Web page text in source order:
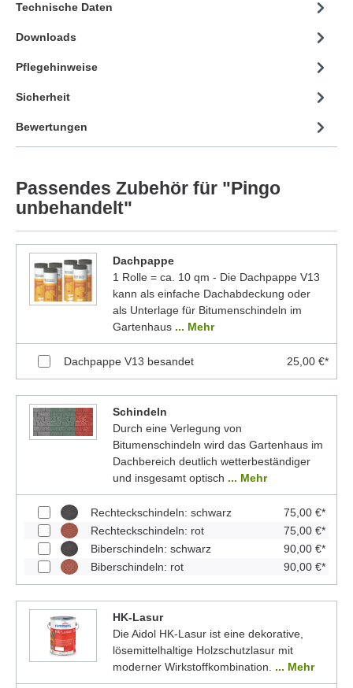
Technische Daten
Downloads
Pflegehinweise
Sicherheit
Bewertungen
Passendes Zubehör für "Pingo
unbehandelt"
Dachpappe
1 Rolle = ca. 10 qm - Die Dachpappe V13
kann als einfache Dachabdeckung oder
als Unterlage für Bitumenschindeln im
Gartenhaus ... Mehr
Dachpappe V13 besandet 25,00 €*
Schindeln
Durch eine Verlegung von
Bitumenschindeln wird das Gartenhaus im
Dachbereich deutlich wetterbeständiger
und insgesamt optisch ... Mehr
Rechteckschindeln: schwarz
75,00 €*
Rechteckschindeln: rot
75,00 €*
Biberschindeln: schwarz
90,00 €*
Biberschindeln: rot
90,00 €*
HK-Lasur
Die Aidol HK-Lasur ist eine dekorative,
lösemittelhaltige Holzschutzlasur mit
moderner Wirkstoffkombination. ... Mehr